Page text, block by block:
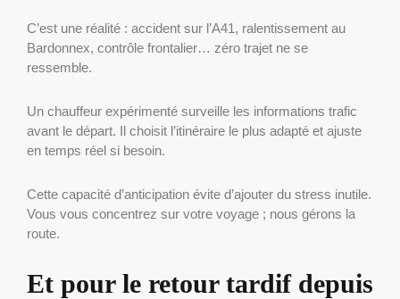
C’est une réalité : accident sur l’A41, ralentissement au
Bardonnex, contrôle frontalier… zéro trajet ne se
ressemble.
Un chauffeur expérimenté surveille les informations trafic
avant le départ. Il choisit l’itinéraire le plus adapté et ajuste
en temps réel si besoin.
Cette capacité d’anticipation évite d’ajouter du stress inutile.
Vous vous concentrez sur votre voyage ; nous gérons la
route.
Et pour le retour tardif depuis